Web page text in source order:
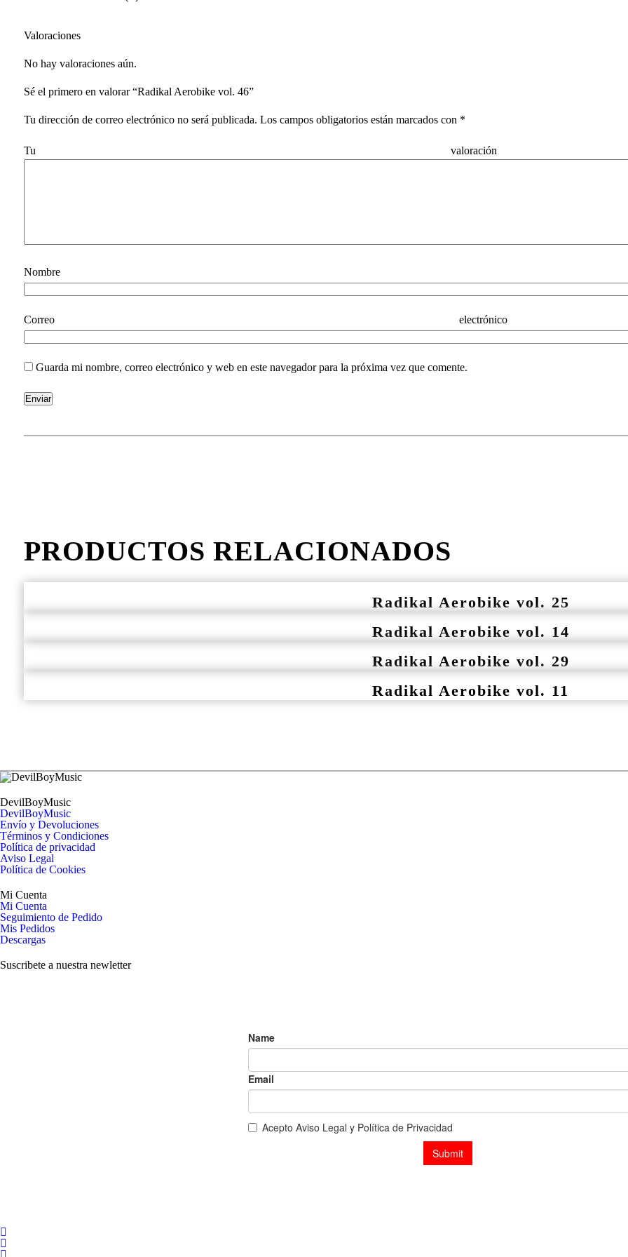
Valoraciones
No hay valoraciones aún.
Sé el primero en valorar “Radikal Aerobike vol. 46”
Tu dirección de correo electrónico no será publicada. Los campos obligatorios están marcados con *
Tu
Correo
Guarda mi nombre, correo electrónico y web en este navegador para la próxima vez que comente.
PRODUCTOS RELACIONADOS
Radikal Aerobike vol. 25
Radikal Aerobike vol. 14
Radikal Aerobike vol. 29
Radikal Aerobike vol. 11
DevilBoyMusic
DevilBoyMusic
Envío y Devoluciones
Términos y Condiciones
Política de privacidad
Aviso Legal
Política de Cookies
Mi Cuenta
Mi Cuenta
Seguimiento de Pedido
Mis Pedidos
Descargas
Suscribete a nuestra newletter